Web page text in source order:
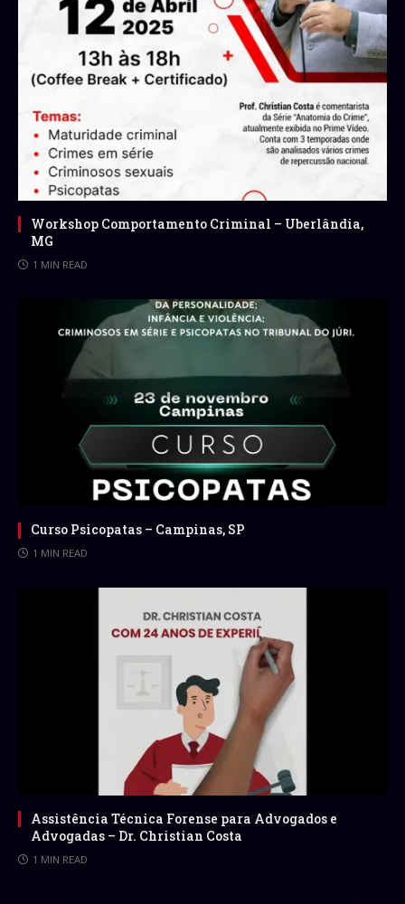
Workshop Comportamento Criminal – Uberlândia,
MG
1 MIN READ
Curso Psicopatas – Campinas, SP
1 MIN READ
Assistência Técnica Forense para Advogados e
Advogadas – Dr. Christian Costa
1 MIN READ